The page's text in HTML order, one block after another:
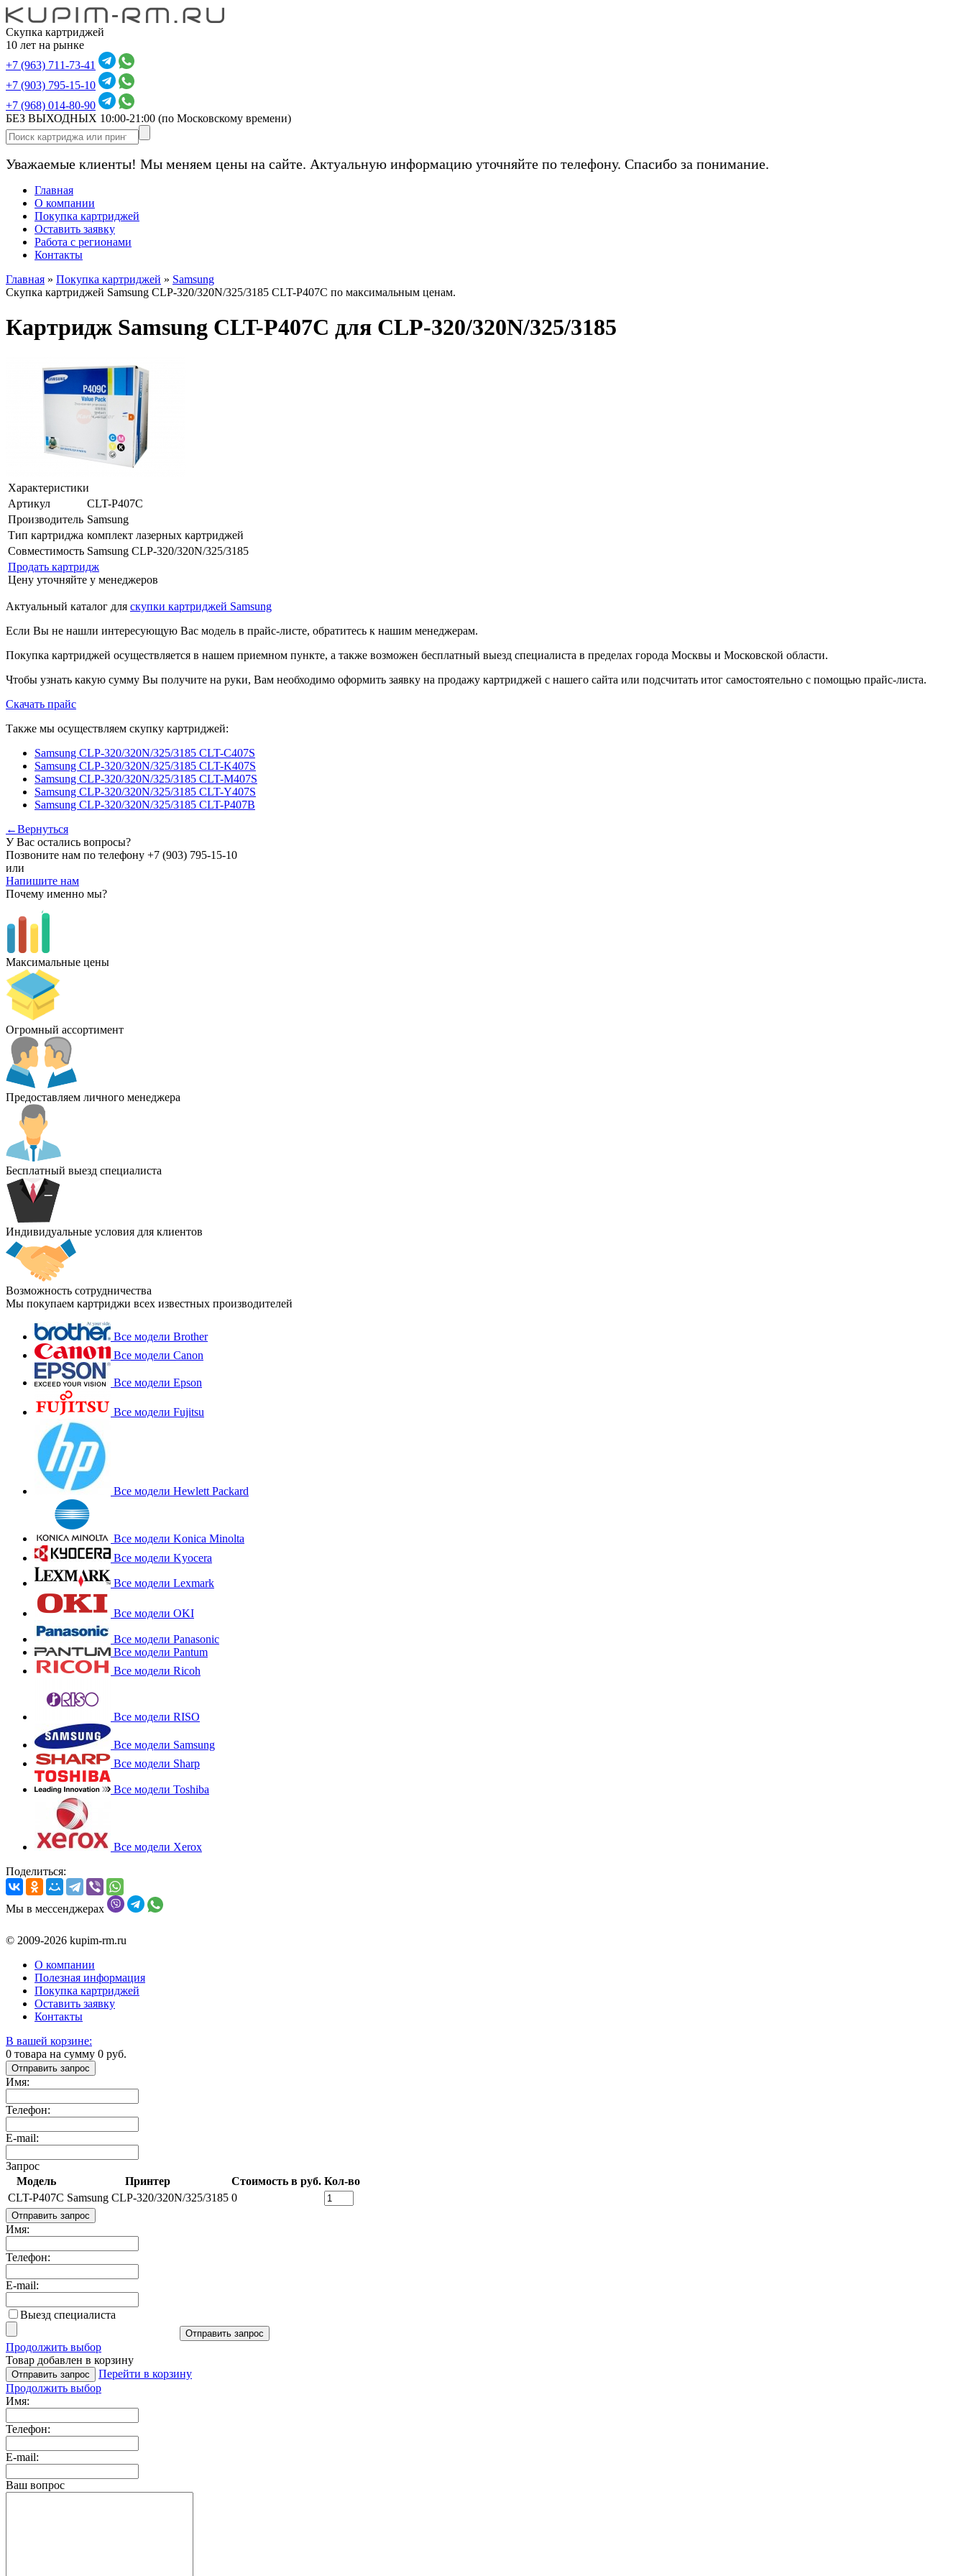
Скупка картриджей
10 лет на рынке
+7 (963) 711-73-41
+7 (903) 795-15-10
+7 (968) 014-80-90
БЕЗ ВЫХОДНЫХ 10:00-21:00 (по Московскому времени)
Уважаемые клиенты! Мы меняем цены на сайте. Актуальную информацию уточняйте по телефону. Спасибо за понимание.
Главная
О компании
Покупка картриджей
Оставить заявку
Работа с регионами
Контакты
Главная » Покупка картриджей » Samsung
Скупка картриджей Samsung CLP-320/320N/325/3185 CLT-P407C по максимальным ценам.
Картридж Samsung CLT-P407C для CLP-320/320N/325/3185
Характеристики
Артикул
CLT-P407C
Производитель Samsung
Тип картриджа комплект лазерных картриджей
Совместимость Samsung CLP-320/320N/325/3185
Продать картридж
Цену уточняйте у менеджеров
Актуальный каталог для скупки картриджей Samsung
Если Вы не нашли интересующую Вас модель в прайс-листе, обратитесь к нашим менеджерам.
Покупка картриджей осуществляется в нашем приемном пункте, а также возможен бесплатный выезд специалиста в пределах города Москвы и Московской области.
Чтобы узнать какую сумму Вы получите на руки, Вам необходимо оформить заявку на продажу картриджей с нашего сайта или подсчитать итог самостоятельно с помощью прайс-листа.
Скачать прайс
Также мы осуществляем скупку картриджей:
Samsung CLP-320/320N/325/3185 CLT-C407S
Samsung CLP-320/320N/325/3185 CLT-K407S
Samsung CLP-320/320N/325/3185 CLT-M407S
Samsung CLP-320/320N/325/3185 CLT-Y407S
Samsung CLP-320/320N/325/3185 CLT-P407B
←Вернуться
У Вас остались вопросы?
Позвоните нам по телефону +7 (903) 795-15-10
или
Напишите нам
Почему именно мы?
Максимальные цены
Огромный ассортимент
Предоставляем личного менеджера
Бесплатный выезд специалиста
Индивидуальные условия для клиентов
Возможность сотрудничества
Мы покупаем картриджи всех известных производителей
Все модели Brother
Все модели Canon
Все модели Epson
Все модели Fujitsu
Все модели Hewlett Packard
Все модели Konica Minolta
Все модели Kyocera
Все модели Lexmark
Все модели OKI
Все модели Panasonic
Все модели Pantum
Все модели Ricoh
Все модели RISO
Все модели Samsung
Все модели Sharp
Все модели Toshiba
Все модели Xerox
Поделиться:
Мы в мессенджерах
© 2009-2026 kupim-rm.ru
О компании
Полезная информация
Покупка картриджей
Оставить заявку
Контакты
В вашей корзине:
0 товара на сумму 0 руб.
Отправить запрос
Имя:
Телефон:
E-mail:
Запрос
Модель
Принтер Стоимость в руб. Кол-во
CLT-P407C Samsung CLP-320/320N/325/3185 0
Отправить запрос
Имя:
Телефон:
E-mail:
Выезд специалиста
Отправить запрос
Продолжить выбор
Товар добавлен в корзину
Отправить запрос
Перейти в корзину
Продолжить выбор
Имя:
Телефон:
E-mail:
Ваш вопрос